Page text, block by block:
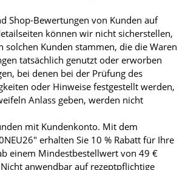
Shop-Bewertungen von Kunden auf
können wir nicht sicherstellen,
solchen Kunden stammen, die die Waren
tatsächlich genutzt oder erworben
bei denen bei der Prüfung des
oder Hinweise festgestellt werden,
Anlass geben, werden nicht
mit Kundenkonto. Mit dem
erhalten Sie 10 % Rabatt für Ihre
einem Mindestbestellwert von 49 €
anwendbar auf rezeptpflichtige